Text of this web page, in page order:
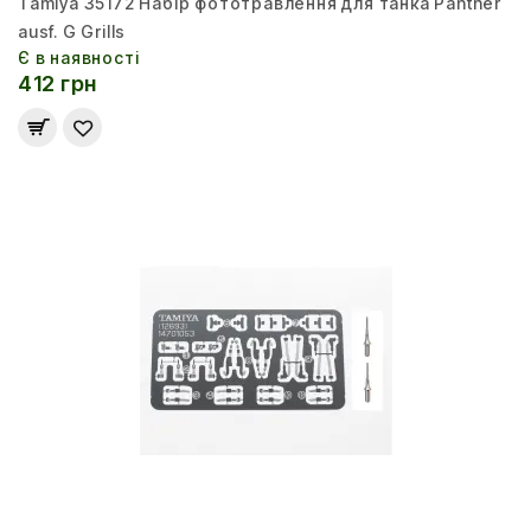
ausf. G Grills
Є в наявності
412 грн